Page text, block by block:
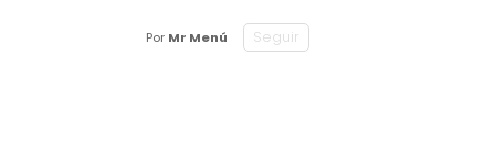
Por Mr Menú Seguir